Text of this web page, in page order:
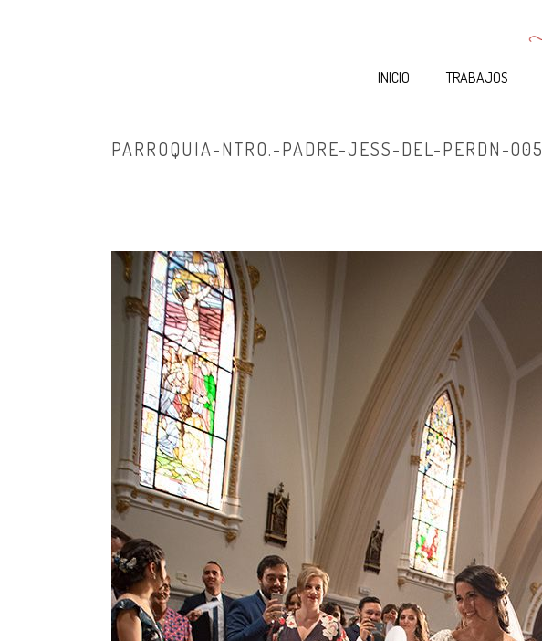
INICIO TRABAJOS
PARROQUIA-NTRO.-PADRE-JESS-DEL-PERDN-005